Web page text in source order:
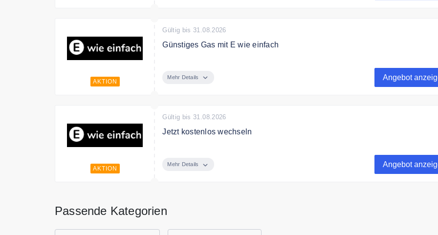
AKTION
Gültig bis 31.08.2026
Günstiges Gas mit E wie einfach
Mehr Details Angebot
AKTION
Gültig bis 31.08.2026
Jetzt kostenlos wechseln
Mehr Details Angebot
Passende Kategorien